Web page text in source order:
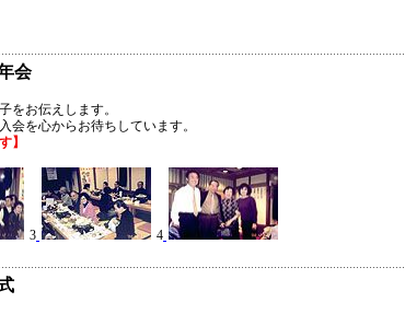
会
をお伝えします。
会を心からお待ちしています。
】
3
4